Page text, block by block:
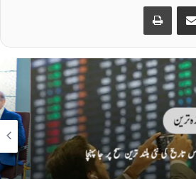
Share via Email
Print
کاروبار
کے فروغ میں اہم کردار ادا کر سکتے ہیں